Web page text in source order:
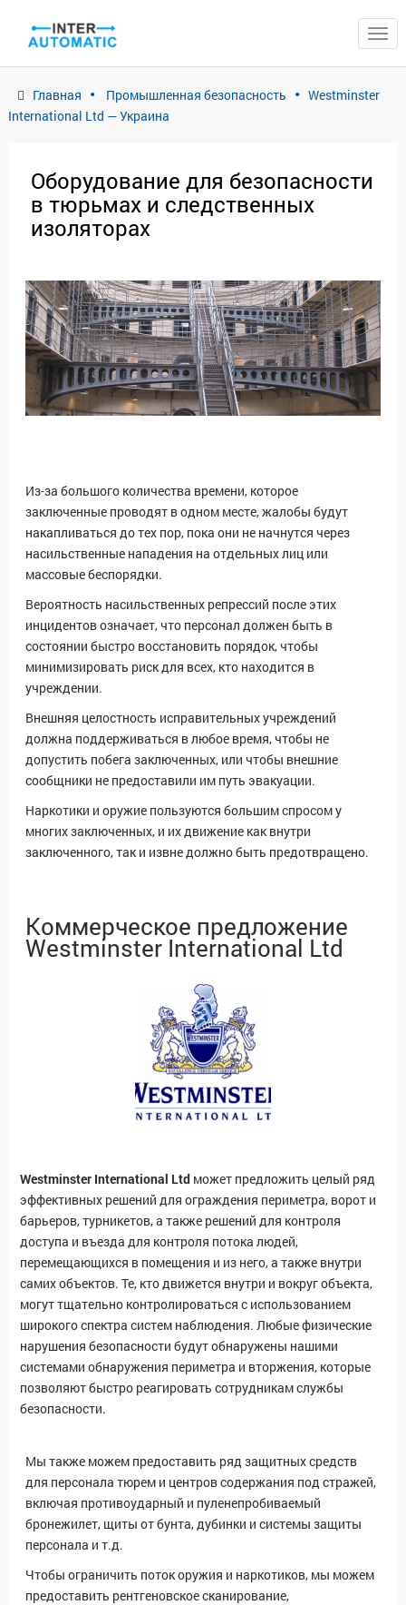
Главная Промышленная безопасность
Westminster
International Ltd — Украина
Оборудование для безопасности
в тюрьмах и следственных
изоляторах
Из-за большого количества времени, которое
заключенные проводят в одном месте, жалобы будут
накапливаться до тех пор, пока они не начнутся через
насильственные нападения на отдельных лиц или
массовые беспорядки.
Вероятность насильственных репрессий после этих
инцидентов означает, что персонал должен быть в
состоянии быстро восстановить порядок, чтобы
минимизировать риск для всех, кто находится в
учреждении.
Внешняя целостность исправительных учреждений
должна поддерживаться в любое время, чтобы не
допустить побега заключенных, или чтобы внешние
сообщники не предоставили им путь эвакуации.
Наркотики и оружие пользуются большим спросом у
многих заключенных, и их движение как внутри
заключенного, так и извне должно быть предотвращено.
Коммерческое предложение
Westminster International Ltd
Westminster International Ltd может предложить целый ряд
эффективных решений для ограждения периметра, ворот и
барьеров, турникетов, а также решений для контроля
доступа и въезда для контроля потока людей,
перемещающихся в помещения и из него, а также внутри
самих объектов. Те, кто движется внутри и вокруг объекта,
могут тщательно контролироваться с использованием
широкого спектра систем наблюдения. Любые физические
нарушения безопасности будут обнаружены нашими
системами обнаружения периметра и вторжения, которые
позволяют быстро реагировать сотрудникам службы
безопасности.
Мы также можем предоставить ряд защитных средств
для персонала тюрем и центров содержания под стражей,
включая противоударный и пуленепробиваемый
бронежилет, щиты от бунта, дубинки и системы защиты
персонала и т.д.
Чтобы ограничить поток оружия и наркотиков, мы можем
предоставить рентгеновское сканирование,
ЗАКРЫТЬ